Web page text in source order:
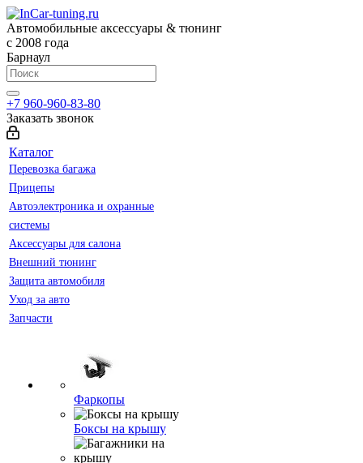
Автомобильные аксессуары & тюнинг
с 2008 года
Барнаул
+7 960-960-83-80
Заказать звонок
Каталог
Перевозка багажа
Прицепы
Автоэлектроника и охранные
системы
Аксессуары для салона
Внешний тюнинг
Защита автомобиля
Уход за авто
Запчасти
Фаркопы
Боксы на крышу